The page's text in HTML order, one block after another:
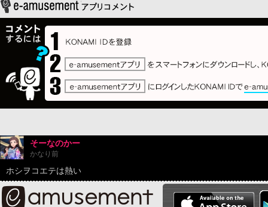
そーなのかー
かなり前
ホシヲコエテは熱い